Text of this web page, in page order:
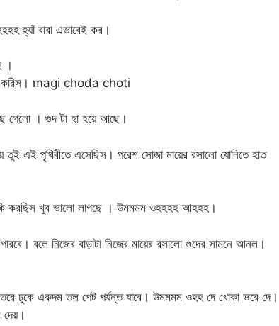
হ্যাঁ বাবা এভাবেই কর।
।
করিস। magi choda choti
গেলো । গুদ টা হা হয়ে আছে।
তুই এই পৃথিবীতে এসেছিস। পরেশ সোজা মায়ের রসালো যোনিতে হাত
খুব ভালো লাগছে । উমমমম ওহহহহ আহহহ।
বলে নিজের বাড়াটা নিজের মায়ের রসালো গুদের সামনে আনল।
ঢুকে একদম তল পেট পর্যন্ত যাবে। উমমমম ওহহ দে খোকা ভরে দে।
দেয়।